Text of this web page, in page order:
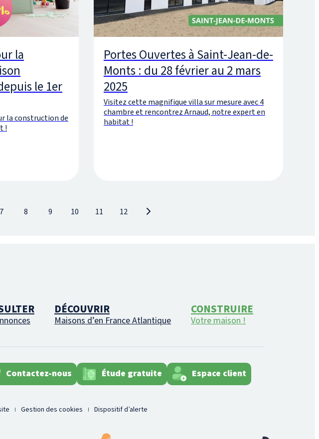
la
le 1er
la construction de
!
Portes Ouvertes à Saint-Jean-de-
Monts : du 28 février au 2 mars
2025
Visitez cette magnifique villa sur mesure avec 4
chambre et rencontrez Arnaud, notre expert en
habitat !
7 8 9 10 11 12
DÉCOUVRIR
Maisons d’en France Atlantique
CONSTRUIRE
Votre maison !
Contactez-nous Étude gratuite Espace client
Gestion des cookies Dispositif d’alerte